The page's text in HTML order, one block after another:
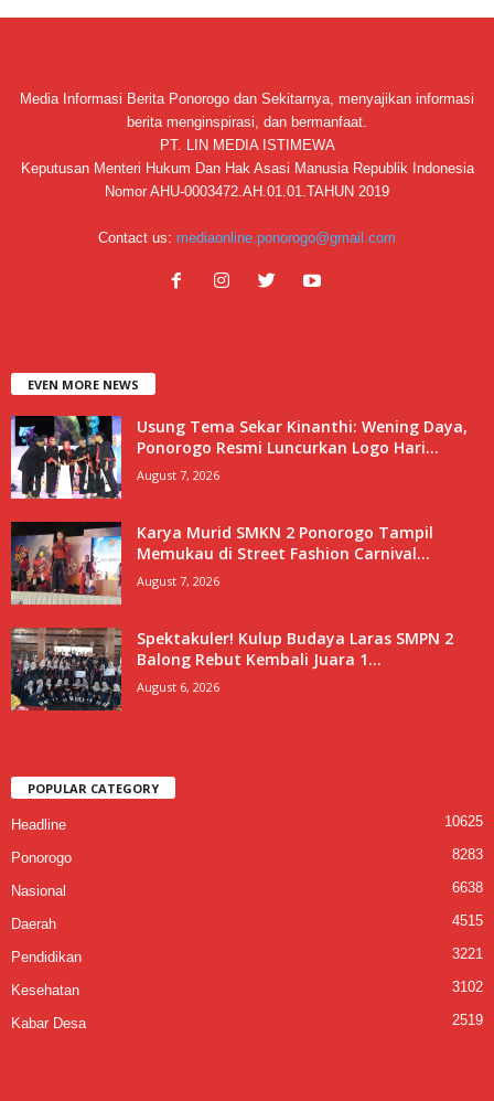
Media Informasi Berita Ponorogo dan Sekitarnya, menyajikan informasi
berita menginspirasi, dan bermanfaat.
PT. LIN MEDIA ISTIMEWA
Keputusan Menteri Hukum Dan Hak Asasi Manusia Republik Indonesia
Nomor AHU-0003472.AH.01.01.TAHUN 2019
Contact us: mediaonline.ponorogo@gmail.com
EVEN MORE NEWS
Usung Tema Sekar Kinanthi: Wening Daya,
Ponorogo Resmi Luncurkan Logo Hari...
August 7, 2026
Karya Murid SMKN 2 Ponorogo Tampil
Memukau di Street Fashion Carnival...
August 7, 2026
Spektakuler! Kulup Budaya Laras SMPN 2
Balong Rebut Kembali Juara 1...
August 6, 2026
POPULAR CATEGORY
Headline 10625
Ponorogo 8283
Nasional 6638
Daerah 4515
Pendidikan 3221
Kesehatan 3102
Kabar Desa 2519